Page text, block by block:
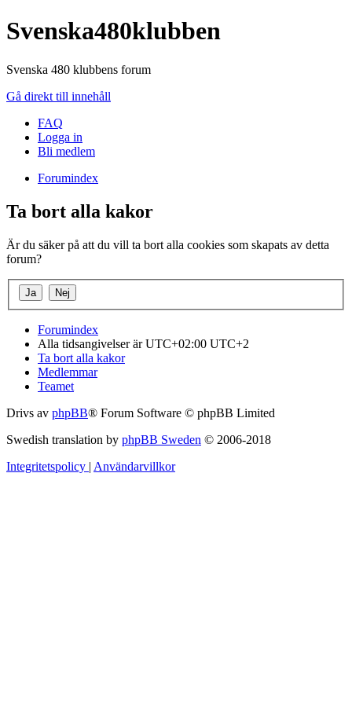
Svenska480klubben
Svenska 480 klubbens forum
Gå direkt till innehåll
FAQ
Logga in
Bli medlem
Forumindex
Ta bort alla kakor
Är du säker på att du vill ta bort alla cookies som skapats av detta
forum?
Forumindex
Alla tidsangivelser är UTC+02:00 UTC+2
Ta bort alla kakor
Medlemmar
Teamet
Drivs av phpBB® Forum Software © phpBB Limited
Swedish translation by phpBB Sweden © 2006-2018
Integritetspolicy | Användarvillkor